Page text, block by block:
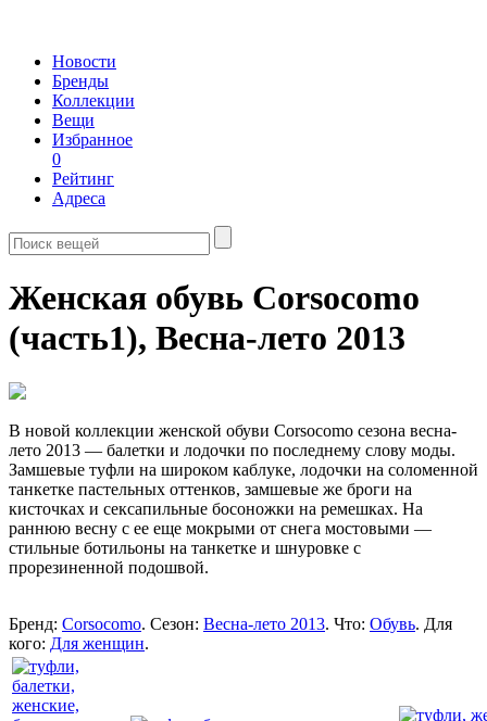
Новости
Бренды
Коллекции
Вещи
Избранное
0
Рейтинг
Адреса
Женская обувь Corsocomo
(часть1), Весна-лето 2013
В новой коллекции женской обуви Corsocomo сезона весна-
лето 2013 — балетки и лодочки по последнему слову моды.
Замшевые туфли на широком каблуке, лодочки на соломенной
танкетке пастельных оттенков, замшевые же броги на
кисточках и сексапильные босоножки на ремешках. На
раннюю весну с ее еще мокрыми от снега мостовыми —
стильные ботильоны на танкетке и шнуровке с
прорезиненной подошвой.
Бренд: Corsocomo. Сезон: Весна-лето 2013. Что: Обувь. Для
кого: Для женщин.